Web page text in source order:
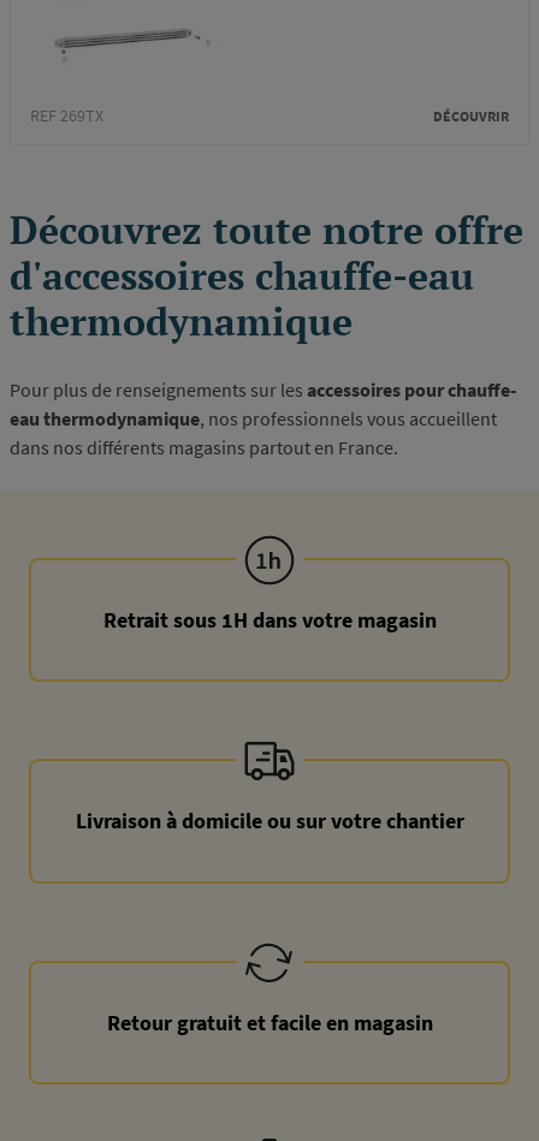
REF 269TX DÉCOUVRIR
Découvrez toute notre offre
d'accessoires chauffe-eau
thermodynamique
Pour plus de renseignements sur les accessoires pour chauffe-
eau thermodynamique, nos professionnels vous accueillent
dans nos différents magasins partout en France.
Retrait sous 1H dans votre magasin
Livraison à domicile ou sur votre chantier
Retour gratuit et facile en magasin